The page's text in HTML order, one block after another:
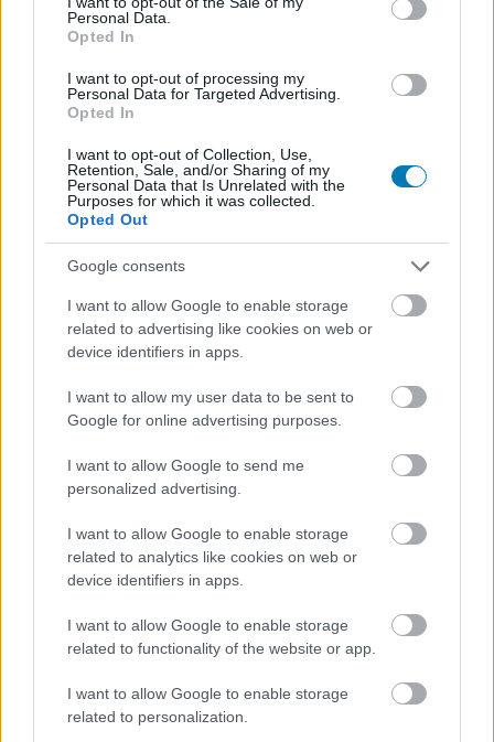
Personal Data.
Opted In
I want to opt-out of processing my
Personal Data for Targeted Advertising.
Opted In
I want to opt-out of Collection, Use,
Retention, Sale, and/or Sharing of my
Personal Data that Is Unrelated with the
Purposes for which it was collected.
Opted Out
Google consents
I want to allow Google to enable storage
related to advertising like cookies on web or
device identifiers in apps.
I want to allow my user data to be sent to
Google for online advertising purposes.
I want to allow Google to send me
personalized advertising.
I want to allow Google to enable storage
related to analytics like cookies on web or
device identifiers in apps.
I want to allow Google to enable storage
related to functionality of the website or app.
I want to allow Google to enable storage
related to personalization.
rögtön az elején tisztázni a lényeget, mégpedig azt, hogy
időkorlátos ingyenes próbakörök. Aki viszont amúgy is
keresett valamit a hétvégére, annak most elég jó a
Warhammer III, a Warhammer 40,000: Battlesector, a
Restaurats és a Sunderfolk is.
A legnagyobb név egyértelműen aTotal War:
Warhammer III,amelyet május 25-ig lehet ingyenesen
játszani Steamen. A Creative Assembly grandiózus
fantasy stratégiája nem kifejezetten az a játék, amit két
óra alatt ki lehet pipálni, de egy hosszabb hétvége már
a hatalmas kampánytérképek, démoni seregek, frakciók
és végeláthatatlan háborúk között. A játék ráadásul
most 85 százalékos kedvezményt is kapott, az akció
pedig május 28-ig tart, vagyis aki a próba után folytatná,
A Warhammer-rajongók nem csak a fantasy vonalon
Battlesector is ingyenesen játszható, ráadásul a Steam
oldala szerint egészen május 28-ig. Ez viszont már egy